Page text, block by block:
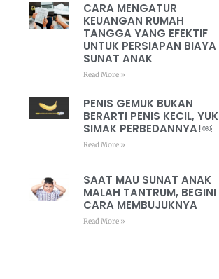
CARA MENGATUR
KEUANGAN RUMAH
TANGGA YANG EFEKTIF
UNTUK PERSIAPAN BIAYA
SUNAT ANAK
Read More »
PENIS GEMUK BUKAN
BERARTI PENIS KECIL, YUK
SIMAK PERBEDANNYA!￼
Read More »
SAAT MAU SUNAT ANAK
MALAH TANTRUM, BEGINI
CARA MEMBUJUKNYA
Read More »